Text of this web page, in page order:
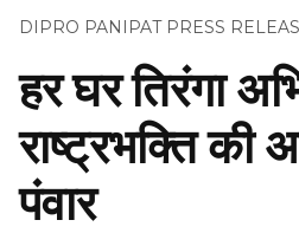
DIPRO PANIPAT PRESS
हर घर तिरंगा
राष्ट्रभक्ति की
पंवार